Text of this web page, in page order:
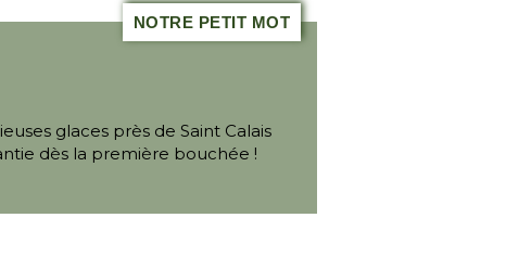
glaces près de Saint Calais
dès la première bouchée !
NOTRE PETIT MOT